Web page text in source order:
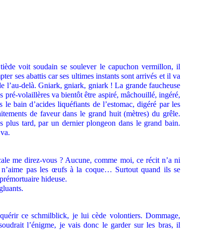
voit soudain se soulever le capuchon vermillon, il
ses abattis car ses ultimes instants sont arrivés et il va
l’au-delà. Gniark, gniark, gniark ! La grande faucheuse
pré-volaillères va bientôt être aspiré, mâchouillé, ingéré,
bain d’acides liquéfiants de l’estomac, digéré par les
de faveur dans le grand huit (mètres) du grêle.
plus tard, par un dernier plongeon dans le grand bain.
me direz-vous ? Aucune, comme moi, ce récit n’a ni
pas les œufs à la coque… Surtout quand ils se
hideuse.
ce schmilblick, je lui cède volontiers. Dommage,
l’énigme, je vais donc le garder sur les bras, il